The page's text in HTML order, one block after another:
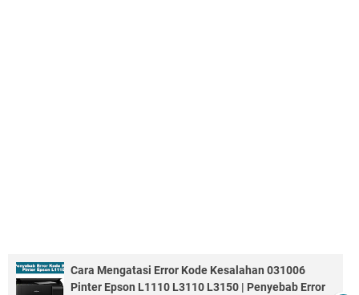
Cara Mengatasi Error Kode Kesalahan 031006
Pinter Epson L1110 L3110 L3150 | Penyebab Error